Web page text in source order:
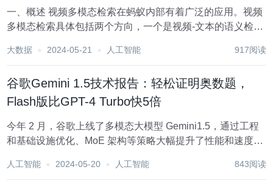
一、概述 视频多模态检索在蚂蚁内部有着广泛的应用。视频
多模态检索具体包括两个方向，一个是视频-文本的语义检
索方向旨在通过文本检索与其语义相近的视频，其检索文本
大数据 2024-05-21 人工智能 917阅读
谷歌Gemini 1.5技术报告：轻松证明奥数题，
Flash版比GPT-4 Turbo快5倍
今年 2 月，谷歌上线了多模态大模型 Gemini1.5，通过工程
和基础设施优化、MoE 架构等策略大幅提升了性能和速度。
内容。 本周五，Google DeepMind 正式发布了 Gemini 1.5...
人工智能 2024-05-20 人工智能 843阅读